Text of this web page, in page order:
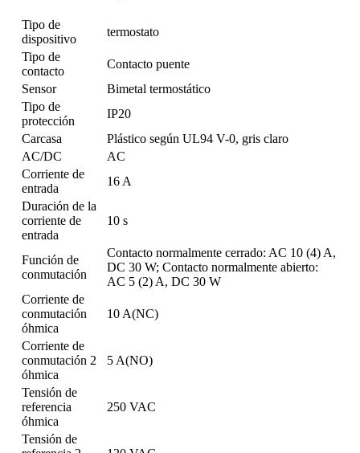
Tipo de
dispositivo
termostato
Tipo de
contacto
Contacto puente
Sensor
Bimetal termostático
Tipo de
protección
IP20
Carcasa
Plástico según UL94 V-0, gris claro
AC/DC
AC
Corriente de
entrada
16 A
Duración de la
corriente de
entrada
10 s
Función de
conmutación
Contacto normalmente cerrado: AC 10 (4) A,
DC 30 W; Contacto normalmente abierto:
AC 5 (2) A, DC 30 W
Corriente de
conmutación
óhmica
10 A(NC)
Corriente de
conmutación 2
óhmica
5 A(NO)
Tensión de
referencia
óhmica
250 VAC
Tensión de